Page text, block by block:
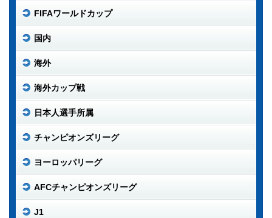
FIFAワールドカップ
国内
海外
海外カップ戦
日本人選手所属
チャンピオンズリーグ
ヨーロッパリーグ
AFCチャンピオンズリーグ
J1